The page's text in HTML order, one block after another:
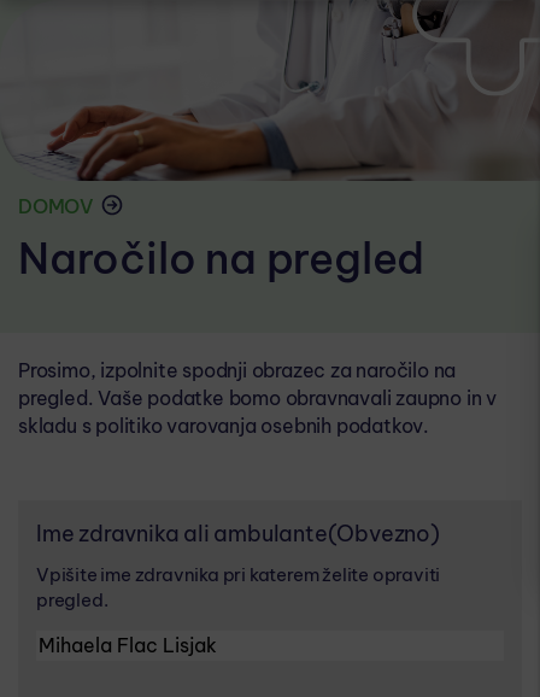
DOMOV
Naročilo na pregled
Prosimo, izpolnite spodnji obrazec za naročilo na
pregled. Vaše podatke bomo obravnavali zaupno in v
skladu s politiko varovanja osebnih podatkov.
Ime zdravnika ali ambulante(Obvezno)
Vpišite ime zdravnika pri katerem želite opraviti
pregled.